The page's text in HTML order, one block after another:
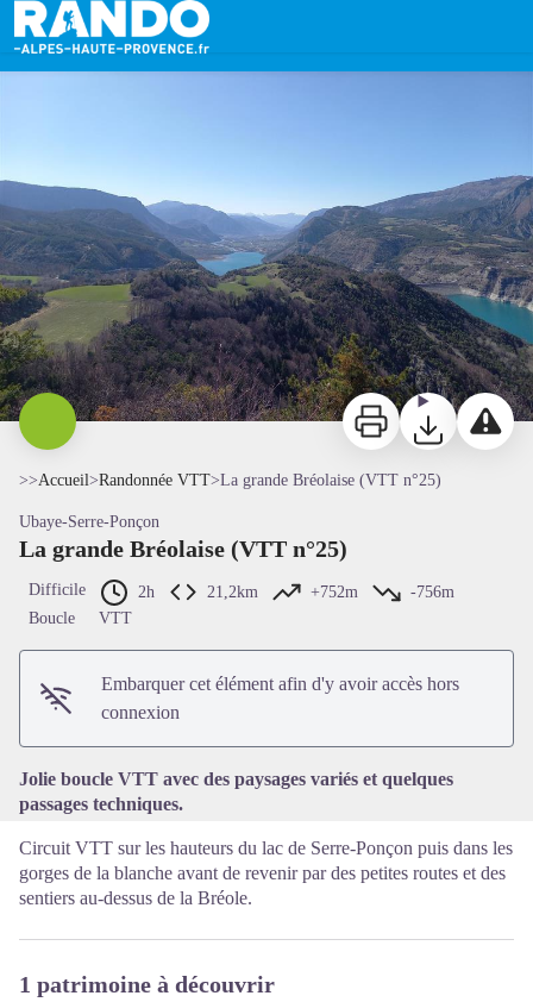
La grande Bréolaise (VTT n°25)
Vue sur le lac - MBONATO
ImprimerTéléchargerSignaler
>>Accueil>Randonnée VTT>La grande Bréolaise (VTT n°25)
Ubaye-Serre-Ponçon
La grande Bréolaise (VTT n°25)
Difficile 2h 21,2km +752m
-756m
Boucle
VTT
Embarquer cet élément afin d'y avoir accès hors
connexion
Jolie boucle VTT avec des paysages variés et quelques
passages techniques.
Circuit VTT sur les hauteurs du lac de Serre-Ponçon puis dans les
gorges de la blanche avant de revenir par des petites routes et des
sentiers au-dessus de la Bréole.
1 patrimoine à découvrir